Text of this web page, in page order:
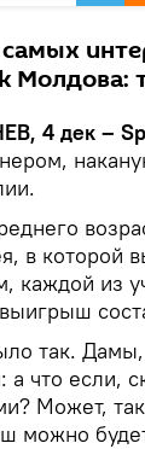
Молдова:
4 дек –
в
каждой из
так.
а что если,
Может,
можно